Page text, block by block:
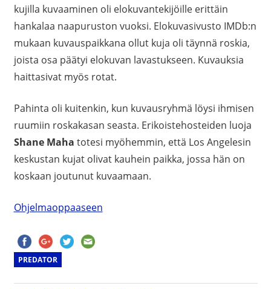
kujilla kuvaaminen oli elokuvantekijöille erittäin
hankalaa naapuruston vuoksi. Elokuvasivusto IMDb:n
mukaan kuvauspaikkana ollut kuja oli täynnä roskia,
joista osa päätyi elokuvan lavastukseen. Kuvauksia
haittasivat myös rotat.
Pahinta oli kuitenkin, kun kuvausryhmä löysi ihmisen
ruumiin roskakasan seasta. Erikoistehosteiden luoja
Shane Maha totesi myöhemmin, että Los Angelesin
keskustan kujat olivat kauhein paikka, jossa hän on
koskaan joutunut kuvaamaan.
Ohjelmaoppaaseen
PREDATOR